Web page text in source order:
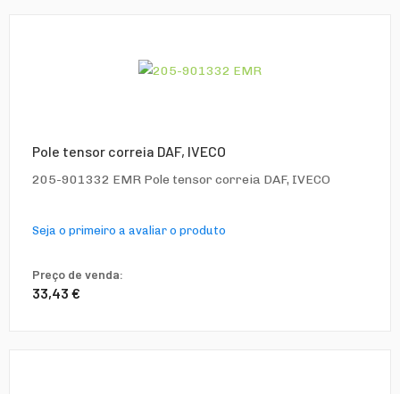
Pole tensor correia DAF, IVECO
205-901332 EMR Pole tensor correia DAF, IVECO
Seja o primeiro a avaliar o produto
Preço de venda:
33,43 €